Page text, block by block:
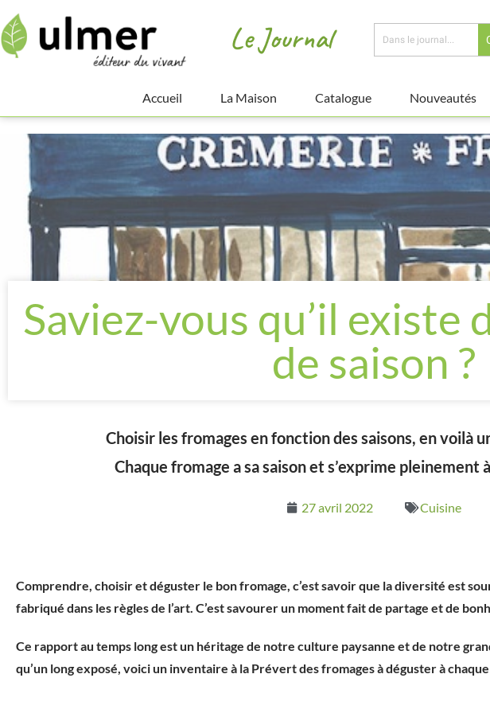
Le Journal
Accueil La Maison Catalogue Nouveautés
Saviez-vous qu’il existe
de saison ?
Choisir les fromages en fonction des saisons, en voilà
Chaque fromage a sa saison et s’exprime
27 avril 2022 Cuisine
Comprendre, choisir et déguster le bon fromage, c’est savoir que la diversité est
fabriqué dans les règles de l’art. C’est savourer un moment fait de partage et de
Ce rapport au temps long est un héritage de notre culture paysanne et de notre
qu’un long exposé, voici un inventaire à la Prévert des fromages à déguster à chaque